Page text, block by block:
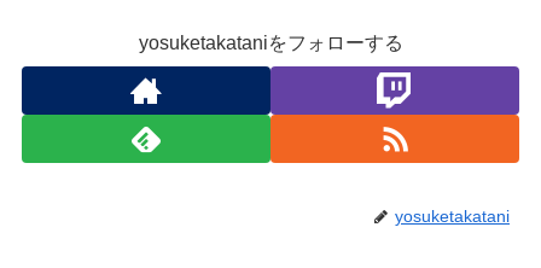
yosuketakataniをフォローする
yosuketakatani